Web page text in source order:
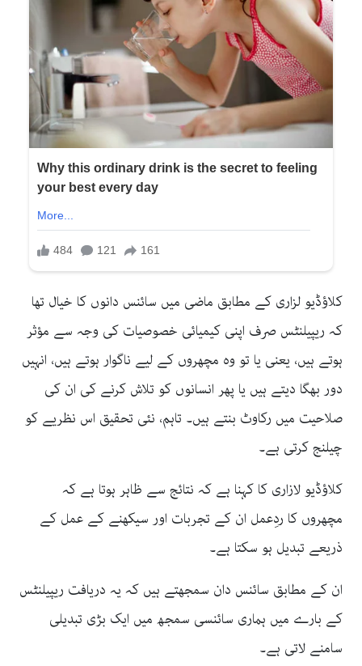
کلاؤڈیو لزاری کے مطابق ماضی میں سائنس دانوں کا خیال تھا
کہ ریپیلنٹس صرف اپنی کیمیائی خصوصیات کی وجہ سے مؤثر
ہوتے ہیں، یعنی یا تو وہ مچھروں کے لیے ناگوار ہوتے ہیں، انہیں
دور بھگا دیتے ہیں یا پھر انسانوں کو تلاش کرنے کی ان کی
صلاحیت میں رکاوٹ بنتے ہیں۔ تاہم، نئی تحقیق اس نظریے کو
چیلنج کرتی ہے۔
کلاؤڈیو لازاری کا کہنا ہے کہ نتائج سے ظاہر ہوتا ہے کہ
مچھروں کا ردِعمل ان کے تجربات اور سیکھنے کے عمل کے
ذریعے تبدیل ہو سکتا ہے۔
ان کے مطابق سائنس دان سمجھتے ہیں کہ یہ دریافت ریپیلنٹس
کے بارے میں ہماری سائنسی سمجھ میں ایک بڑی تبدیلی
سامنے لاتی ہے۔